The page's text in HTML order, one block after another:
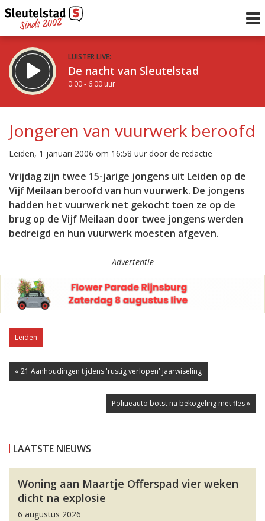
LUISTER LIVE:
De nacht van Sleutelstad
0.00 - 6.00 uur
De ochtend van Sleutelstad
6.00 - 12.00 uur
Vorig uur
Volgend uur
Inklappen
Jongeren van vuurwerk beroofd
Leiden, 1 januari 2006 om 16:58 uur door de redactie
Vrijdag zijn twee 15-jarige jongens uit Leiden op de
Vijf Meilaan beroofd van hun vuurwerk. De jongens
hadden het vuurwerk net gekocht toen ze op de
brug op de Vijf Meilaan door twee jongens werden
bedreigd en hun vuurwerk moesten afgeven.
Advertentie
Leiden
« 21 Aanhoudingen tijdens 'rustig verlopen' jaarwiseling
Politieauto botst na bekogeling met fles »
LAATSTE NIEUWS
Woning aan Maartje Offerspad vier weken
dicht na explosie
6 augustus 2026